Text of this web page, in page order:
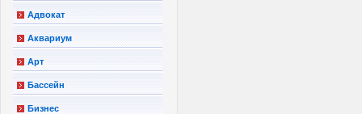
Адвокат
Аквариум
Арт
Бассейн
Бизнес